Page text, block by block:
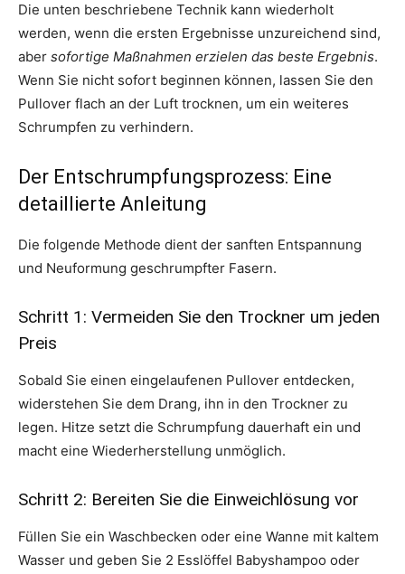
Die unten beschriebene Technik kann wiederholt
werden, wenn die ersten Ergebnisse unzureichend sind,
aber sofortige Maßnahmen erzielen das beste Ergebnis.
Wenn Sie nicht sofort beginnen können, lassen Sie den
Pullover flach an der Luft trocknen, um ein weiteres
Schrumpfen zu verhindern.
Der Entschrumpfungsprozess: Eine
detaillierte Anleitung
Die folgende Methode dient der sanften Entspannung
und Neuformung geschrumpfter Fasern.
Schritt 1: Vermeiden Sie den Trockner um jeden
Preis
Sobald Sie einen eingelaufenen Pullover entdecken,
widerstehen Sie dem Drang, ihn in den Trockner zu
legen. Hitze setzt die Schrumpfung dauerhaft ein und
macht eine Wiederherstellung unmöglich.
Schritt 2: Bereiten Sie die Einweichlösung vor
Füllen Sie ein Waschbecken oder eine Wanne mit kaltem
Wasser und geben Sie 2 Esslöffel Babyshampoo oder